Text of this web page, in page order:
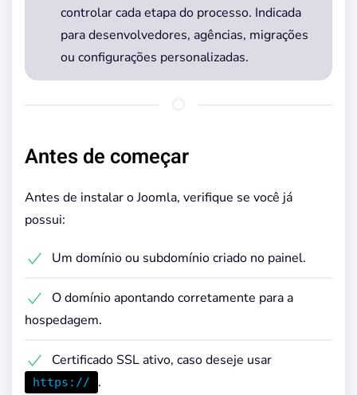
controlar cada etapa do processo. Indicada
para desenvolvedores, agências, migrações
ou configurações personalizadas.
Antes de começar
Antes de instalar o Joomla, verifique se você já
possui:
Um domínio ou subdomínio criado no painel.
O domínio apontando corretamente para a
hospedagem.
Certificado SSL ativo, caso deseje usar
https:// .